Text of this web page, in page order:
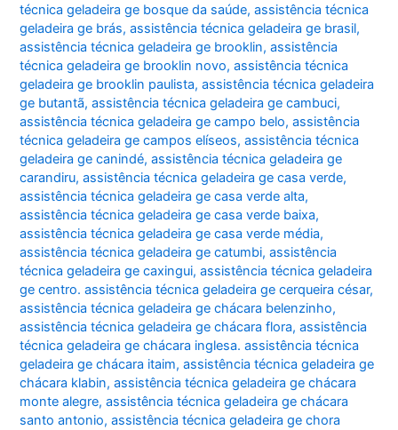
técnica geladeira ge bosque da saúde,assistência técnica
geladeira ge brás,assistência técnica geladeira ge brasil,
assistência técnica geladeira ge brooklin,assistência
técnica geladeira ge brooklin novo,assistência técnica
geladeira ge brooklin paulista,assistência técnica geladeira
ge butantã,assistência técnica geladeira ge cambuci,
assistência técnica geladeira ge campo belo,assistência
técnica geladeira ge campos elíseos,assistência técnica
geladeira ge canindé,assistência técnica geladeira ge
carandiru,assistência técnica geladeira ge casa verde,
assistência técnica geladeira ge casa verde alta,
assistência técnica geladeira ge casa verde baixa,
assistência técnica geladeira ge casa verde média,
assistência técnica geladeira ge catumbi,assistência
técnica geladeira ge caxingui,assistência técnica geladeira
ge centro. assistência técnica geladeira ge cerqueira césar,
assistência técnica geladeira ge chácara belenzinho,
assistência técnica geladeira ge chácara flora,assistência
técnica geladeira ge chácara inglesa. assistência técnica
geladeira ge chácara itaim,assistência técnica geladeira ge
chácara klabin,assistência técnica geladeira ge chácara
monte alegre,assistência técnica geladeira ge chácara
santo antonio,assistência técnica geladeira ge chora